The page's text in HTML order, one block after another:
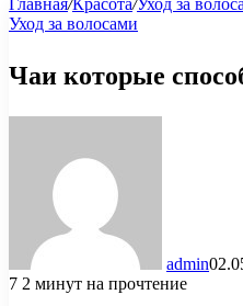
Главная/Красота/Уход за
Уход за волосами
Чаи которые
admin
7 2 минут на прочтение